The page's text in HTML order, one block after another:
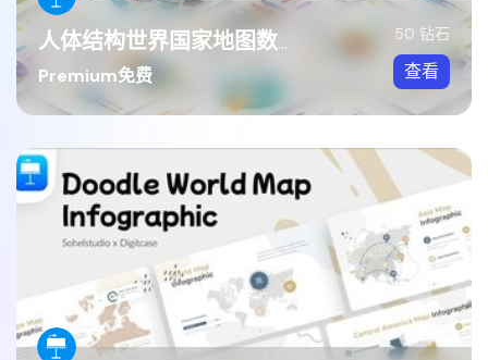
人体结构世界国家地图数据图形合集可keynote模板
Premium免费
50 钻石
查看